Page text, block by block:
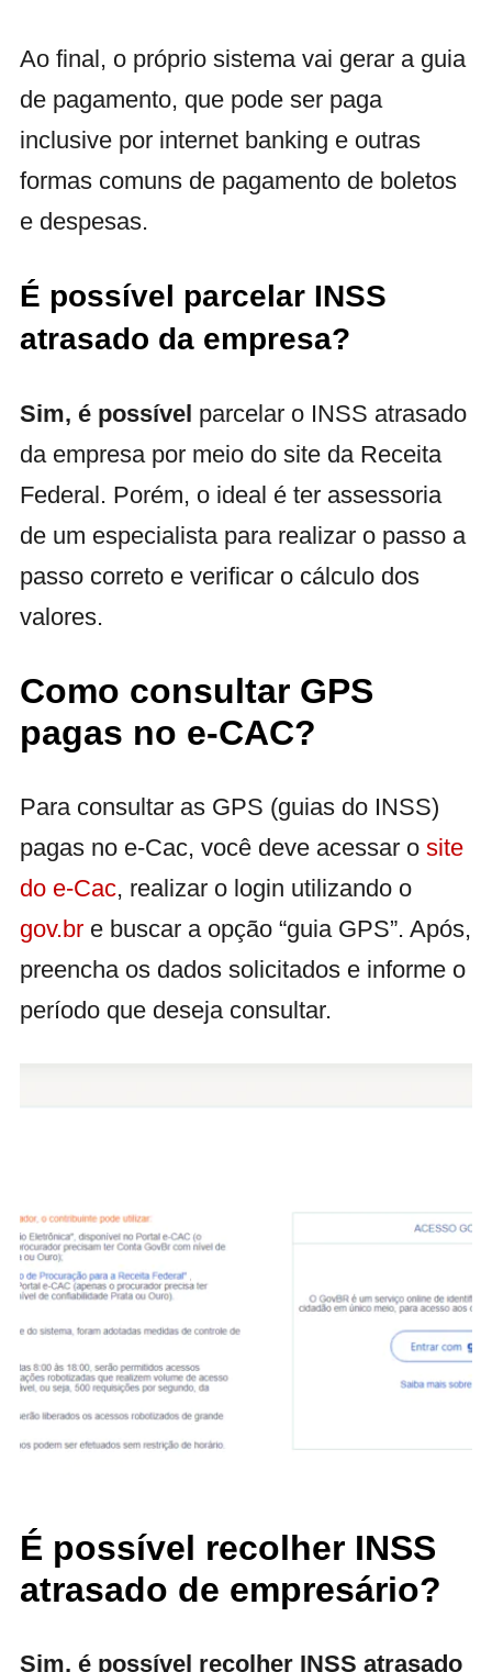
Ao final, o próprio sistema vai gerar a guia
de pagamento, que pode ser paga
inclusive por internet banking e outras
formas comuns de pagamento de boletos
e despesas.
É possível parcelar INSS
atrasado da empresa?
Sim, é possível parcelar o INSS atrasado
da empresa por meio do site da Receita
Federal. Porém, o ideal é ter assessoria
de um especialista para realizar o passo a
passo correto e verificar o cálculo dos
valores.
Como consultar GPS
pagas no e-CAC?
Para consultar as GPS (guias do INSS)
pagas no e-Cac, você deve acessar o site
do e-Cac, realizar o login utilizando o
gov.br e buscar a opção “guia GPS”. Após,
preencha os dados solicitados e informe o
período que deseja consultar.
É possível recolher INSS
atrasado de empresário?
Sim, é possível recolher INSS atrasado